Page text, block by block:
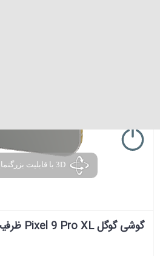
گوشی گوگل Pixel 9 Pro XL ظرفیت 128 رم 16 گیگابایت